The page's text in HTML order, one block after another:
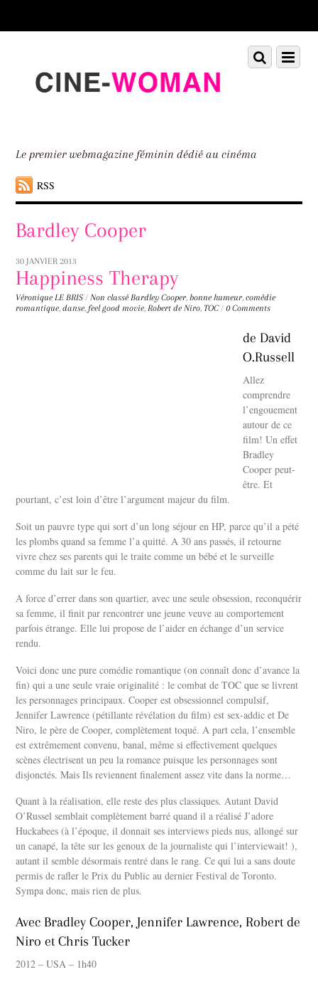
down
Le premier webmagazine féminin dédié au cinéma
RSS
Menu
Scroll
down
Bardley Cooper
30 JANVIER 2013
Happiness Therapy
Véronique LE BRIS / Non classé Bardley Cooper,bonne humeur,comédie
romantique,danse, feel good movie,Robert de Niro,TOC / 0 Comments
de David
O.Russell
Allez
comprendre
l’engouement
autour de ce
film! Un effet
Bradley
Cooper peut-
être. Et
pourtant, c’est loin d’être l’argument majeur du film.
Soit un pauvre type qui sort d’un long séjour en HP, parce qu’il a pété
les plombs quand sa femme l’a quitté. A 30 ans passés, il retourne
vivre chez ses parents qui le traite comme un bébé et le surveille
comme du lait sur le feu.
A force d’errer dans son quartier, avec une seule obsession, reconquérir
sa femme, il finit par rencontrer une jeune veuve au comportement
parfois étrange. Elle lui propose de l’aider en échange d’un service
rendu.
Voici donc une pure comédie romantique (on connaît donc d’avance la
fin) qui a une seule vraie originalité : le combat de TOC que se livrent
les personnages principaux. Cooper est obsessionnel compulsif,
Jennifer Lawrence (pétillante révélation du film) est sex-addic et De
Niro, le père de Cooper, complètement toqué. A part cela, l’ensemble
est extrêmement convenu, banal, même si effectivement quelques
scènes électrisent un peu la romance puisque les personnages sont
disjonctés. Mais Ils reviennent finalement assez vite dans la norme…
Quant à la réalisation, elle reste des plus classiques. Autant David
O’Russel semblait complètement barré quand il a réalisé J’adore
Huckabees (à l’époque, il donnait ses interviews pieds nus, allongé sur
un canapé, la tête sur les genoux de la journaliste qui l’interviewait! ),
autant il semble désormais rentré dans le rang. Ce qui lui a sans doute
permis de rafler le Prix du Public au dernier Festival de Toronto.
Sympa donc, mais rien de plus.
Avec Bradley Cooper, Jennifer Lawrence, Robert de
Niro et Chris Tucker
2012 – USA – 1h40